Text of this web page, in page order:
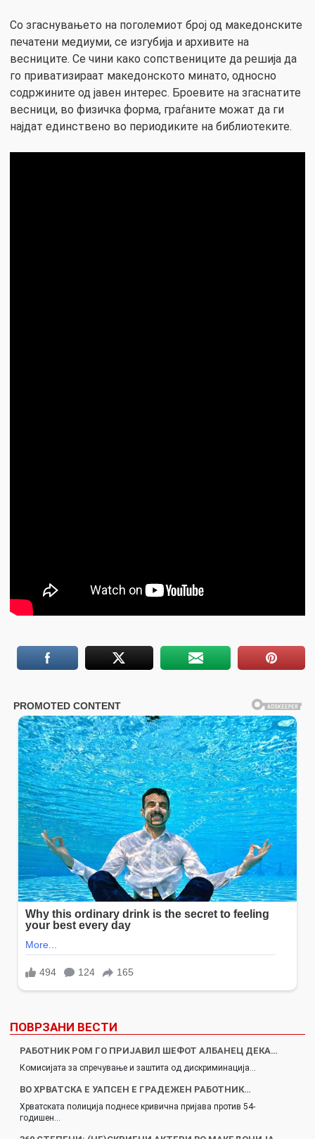
Со згаснувањето на поголемиот број од македонските
печатени медиуми, се изгубија и архивите на
весниците. Се чини како сопствениците да решија да
го приватизираат македонското минато, односно
содржините од јавен интерес. Броевите на згаснатите
весници, во физичка форма, граѓаните можат да ги
најдат единствено во периодиките на библиотеките.
ПОВРЗАНИ ВЕСТИ
РАБОТНИК РОМ ГО ПРИЈАВИЛ ШЕФОТ АЛБАНЕЦ ДЕКА…
Комисијата за спречување и заштита од дискриминација…
ВО ХРВАТСКА Е УАПСЕН Е ГРАДЕЖЕН РАБОТНИК…
Хрватската полиција поднесе кривична пријава против 54-
годишен…